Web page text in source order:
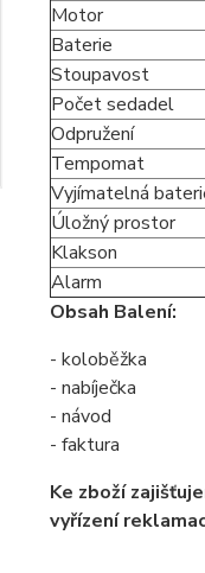
Motor
Baterie
Stoupavost
Počet sedadel
Odpružení
Tempomat
Vyjímatelná
Úložný prostor
Klakson
Alarm
Obsah Balení:
- koloběžka
- nabíječka
- návod
- faktura
Ke zboží
vyřízení